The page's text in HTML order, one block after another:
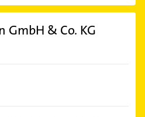
GmbH & Co. KG